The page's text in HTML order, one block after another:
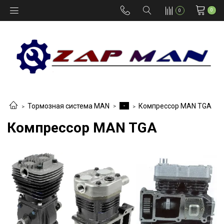
0 0
Тормозная система MAN - Компрессор MAN TGA
Компрессор MAN TGA